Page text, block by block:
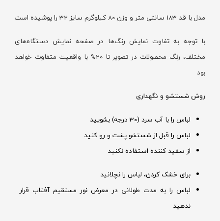
مدل با قد 183 سانتی متر و وزن 80 کیلوگرم سایز 32 را پوشیده است
با توجه به تفاوت نمایش رنگ‌ها در صفحه نمایش دستگاه‌های
مختلف، رنگ محصولات در تصویر تا 20% با واقعیت متفاوت خواهد
بود
روش شستشو و نگهداری
لباس را با آب سرد (30 درجه) بشویید
لباس را قبل از شستشو پشت و رو کنید
از سفید کننده استفاده نکنید
برای خشک کردن، لباس را نچلانید
لباس را به مدت طولانی در معرض نور مستقیم آفتاب قرار
ندهید